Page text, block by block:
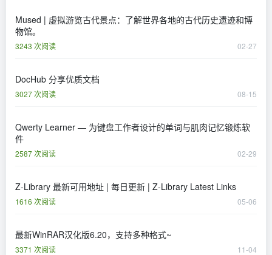
Mused | 虚拟游览古代景点：了解世界各地的古代历史遗迹和博
物馆。
3243 次阅读 02-27
DocHub 分享优质文档
3027 次阅读 08-15
Qwerty Learner — 为键盘工作者设计的单词与肌肉记忆锻炼软
件
2587 次阅读 02-29
Z-Library 最新可用地址 | 每日更新 | Z-Library Latest Links
1616 次阅读 05-06
最新WinRAR汉化版6.20，支持多种格式~
3371 次阅读 11-04